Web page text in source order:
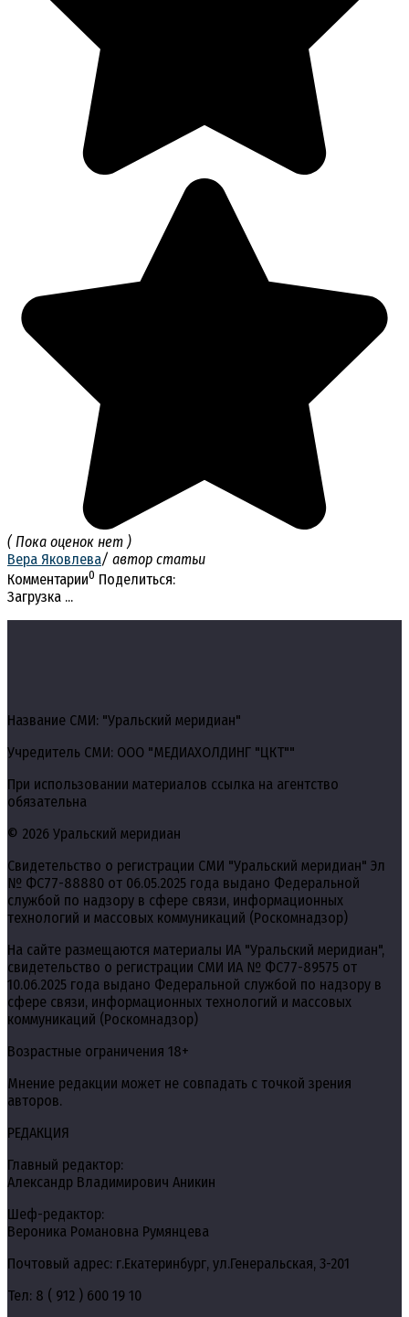
( Пока оценок нет )
Вера Яковлева/ автор статьи
Комментарии0 Поделиться:
Загрузка ...
Название СМИ: "Уральский меридиан"
Учредитель СМИ: ООО "МЕДИАХОЛДИНГ "ЦКТ""
При использовании материалов ссылка на агентство
обязательна
© 2026 Уральский меридиан
Свидетельство о регистрации СМИ "Уральский меридиан" Эл
№ ФС77-88880 от 06.05.2025 года выдано Федеральной
службой по надзору в сфере связи, информационных
технологий и массовых коммуникаций (Роскомнадзор)
На сайте размещаются материалы ИА "Уральский меридиан",
свидетельство о регистрации СМИ ИА № ФС77-89575 от
10.06.2025 года выдано Федеральной службой по надзору в
сфере связи, информационных технологий и массовых
коммуникаций (Роскомнадзор)
Возрастные ограничения 18+
Мнение редакции может не совпадать с точкой зрения
авторов.
РЕДАКЦИЯ
Главный редактор:
Александр Владимирович Аникин
Шеф-редактор:
Вероника Романовна Румянцева
Почтовый адрес: г.Екатеринбург, ул.Генеральская, 3-201
Тел: 8 ( 912 ) 600 19 10